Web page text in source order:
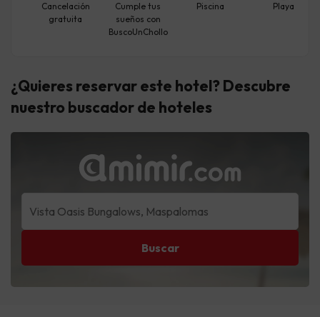
Cancelación
gratuita
Cumple tus
sueños con
BuscoUnChollo
Piscina Playa
¿Quieres reservar este hotel? Descubre
nuestro buscador de hoteles
Buscar